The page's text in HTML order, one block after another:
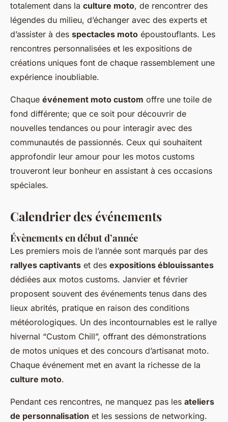
totalement dans la culture moto, de rencontrer des
légendes du milieu, d’échanger avec des experts et
d’assister à des spectacles moto époustouflants. Les
rencontres personnalisées et les expositions de
créations uniques font de chaque rassemblement une
expérience inoubliable.
Chaque événement moto custom offre une toile de
fond différente; que ce soit pour découvrir de
nouvelles tendances ou pour interagir avec des
communautés de passionnés. Ceux qui souhaitent
approfondir leur amour pour les motos customs
trouveront leur bonheur en assistant à ces occasions
spéciales.
Calendrier des événements
Évènements en début d’année
Les premiers mois de l’année sont marqués par des
rallyes captivants et des expositions éblouissantes
dédiées aux motos customs. Janvier et février
proposent souvent des événements tenus dans des
lieux abrités, pratique en raison des conditions
météorologiques. Un des incontournables est le rallye
hivernal “Custom Chill”, offrant des démonstrations
de motos uniques et des concours d’artisanat moto.
Chaque événement met en avant la richesse de la
culture moto.
Pendant ces rencontres, ne manquez pas les ateliers
de personnalisation et les sessions de networking.